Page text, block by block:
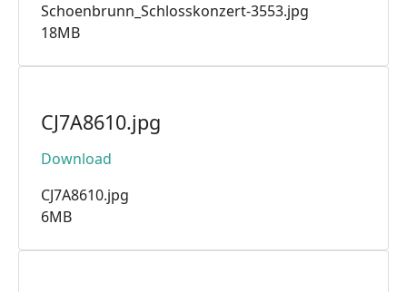
Schoenbrunn_Schlosskonzert-3553.jpg
18MB
CJ7A8610.jpg
Download
CJ7A8610.jpg
6MB